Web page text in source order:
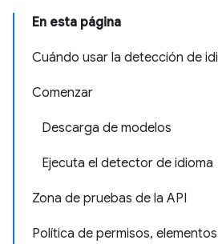
En esta página
Cuándo usar la detección de
Comenzar
Descarga de modelos
Ejecuta el detector de idioma
Zona de pruebas de la API
Política de permisos,